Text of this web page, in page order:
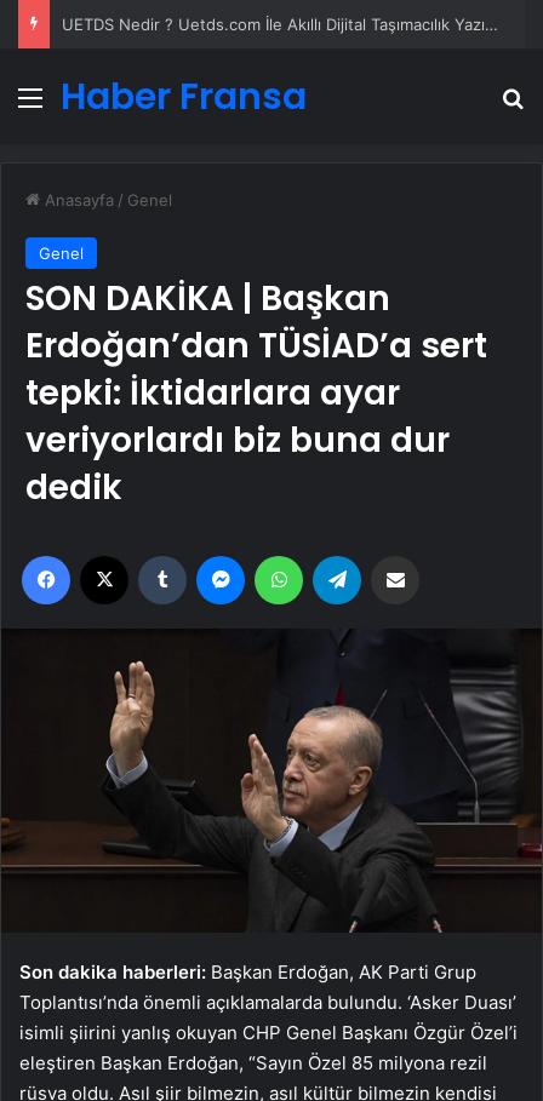
Lastiksanayi.com: 2026 Mobil Kompresör Seçim Rehberi ve Verimlilik Analizi
Menü
Haber Fransa
Anasayfa / Genel
Genel
SON DAKİKA | Başkan
Erdoğan’dan TÜSİAD’a sert
tepki: İktidarlara ayar
veriyorlardı biz buna dur
dedik
Facebook Tumblr MessengerWhatsApp
Son dakika haberleri: Başkan Erdoğan, AK Parti Grup
Toplantısı’nda önemli açıklamalarda bulundu. ‘Asker Duası’
isimli şiirini yanlış okuyan CHP Genel Başkanı Özgür Özel’i
eleştiren Başkan Erdoğan, “Sayın Özel 85 milyona rezil
rüsva oldu. Asıl şiir bilmezin, asıl kültür bilmezin kendisi